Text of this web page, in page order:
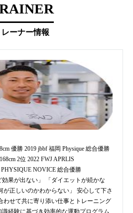
レーナー情報
優勝 2019 jbbf 福岡 Physique 総合優勝
2位 2022 FWJ APRLIS
NOVICE 総合優勝
効果が出ない」 「ダイエットが続かな
が正しいのかわからない」 安心して下さ
わせて共に寄り添い仕事とトレーニング
経験に基づき効率的な運動プログラム